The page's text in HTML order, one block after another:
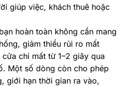
giúp việc, khách thuê hoặc
hoàn toàn không cần mang
giảm thiểu rủi ro mất
chỉ mất từ 1–2 giây qua
Một số dòng còn cho phép
giới hạn thời gian ra vào,